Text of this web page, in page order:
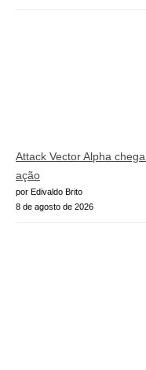
Attack Vector Alpha
ação
por Edivaldo Brito
8 de agosto de 2026